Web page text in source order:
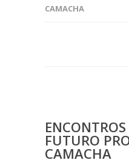
CAMACHA
FUTURO
CAMACHA